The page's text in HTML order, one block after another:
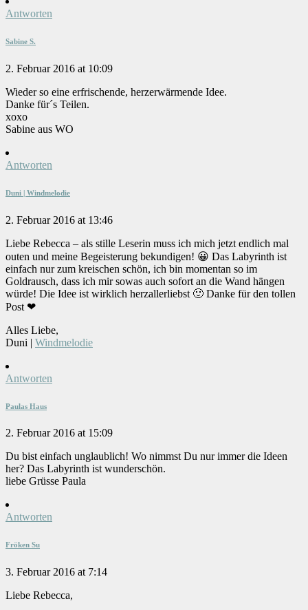
Antworten
Sabine S.
2. Februar 2016 at 10:09
Wieder so eine erfrischende, herzerwärmende Idee.
Danke für´s Teilen.
xoxo
Sabine aus WO
Antworten
Duni | Windmelodie
2. Februar 2016 at 13:46
Liebe Rebecca – als stille Leserin muss ich mich jetzt endlich mal
outen und meine Begeisterung bekundigen! 😀 Das Labyrinth ist
einfach nur zum kreischen schön, ich bin momentan so im
Goldrausch, dass ich mir sowas auch sofort an die Wand hängen
würde! Die Idee ist wirklich herzallerliebst 🙂 Danke für den tollen
Post ❤
Alles Liebe,
Duni | Windmelodie
Antworten
Paulas Haus
2. Februar 2016 at 15:09
Du bist einfach unglaublich! Wo nimmst Du nur immer die Ideen
her? Das Labyrinth ist wunderschön.
liebe Grüsse Paula
Antworten
Fröken Su
3. Februar 2016 at 7:14
Liebe Rebecca,